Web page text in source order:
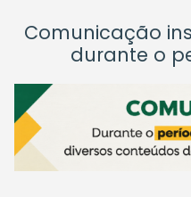
Comunicação
durante o